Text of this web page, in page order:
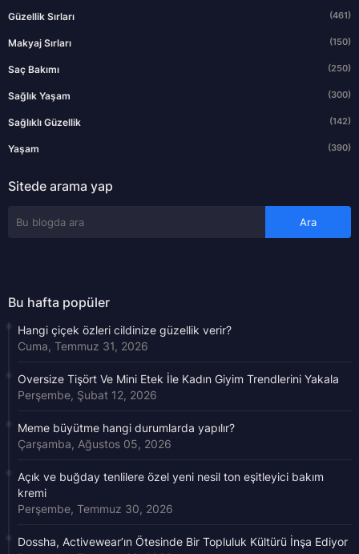
Güzellik Sırları (461)
Makyaj Sırları (150)
Saç Bakımı (250)
Sağlık Yaşam (300)
Sağlıklı Güzellik (142)
Yaşam (390)
Sitede arama yap
Bu hafta popüler
Hangi çiçek özleri cildinize güzellik verir?
Cuma, Temmuz 31, 2026
Oversize Tişört Ve Mini Etek İle Kadın Giyim Trendlerini Yakala
Perşembe, Şubat 12, 2026
Meme büyütme hangi durumlarda yapılır?
Çarşamba, Ağustos 05, 2026
Açık ve buğday tenlilere özel yeni nesil ton eşitleyici bakım
kremi
Perşembe, Temmuz 30, 2026
Dossha, Activewear’ın Ötesinde Bir Topluluk Kültürü İnşa Ediyor